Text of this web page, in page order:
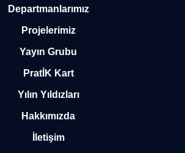
Departmanlarımız
Projelerimiz
Yayın Grubu
PratİK Kart
Yılın Yıldızları
Hakkımızda
İletişim